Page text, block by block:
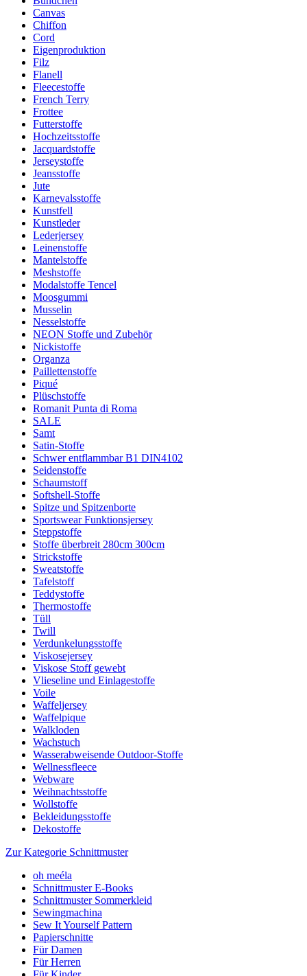
Canvas
Chiffon
Cord
Eigenproduktion
Filz
Flanell
Fleecestoffe
French Terry
Frottee
Futterstoffe
Hochzeitsstoffe
Jacquardstoffe
Jerseystoffe
Jeansstoffe
Jute
Karnevalsstoffe
Kunstfell
Kunstleder
Lederjersey
Leinenstoffe
Mantelstoffe
Meshstoffe
Modalstoffe Tencel
Moosgummi
Musselin
Nesselstoffe
NEON Stoffe und Zubehör
Nickistoffe
Organza
Paillettenstoffe
Piqué
Plüschstoffe
Romanit Punta di Roma
SALE
Samt
Satin-Stoffe
Schwer entflammbar B1 DIN4102
Seidenstoffe
Schaumstoff
Softshell-Stoffe
Spitze und Spitzenborte
Sportswear Funktionsjersey
Steppstoffe
Stoffe überbreit 280cm 300cm
Strickstoffe
Sweatstoffe
Tafelstoff
Teddystoffe
Thermostoffe
Tüll
Twill
Verdunkelungsstoffe
Viskosejersey
Viskose Stoff gewebt
Vlieseline und Einlagestoffe
Voile
Waffeljersey
Waffelpique
Walkloden
Wachstuch
Wasserabweisende Outdoor-Stoffe
Wellnessfleece
Webware
Weihnachtsstoffe
Wollstoffe
Bekleidungsstoffe
Dekostoffe
Zur Kategorie Schnittmuster
oh meéla
Schnittmuster E-Books
Schnittmuster Sommerkleid
Sewingmachina
Sew It Yourself Pattern
Papierschnitte
Für Damen
Für Herren